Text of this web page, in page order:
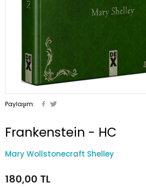
Paylaşım:
Frankenstein - HC
Mary Wollstonecraft Shelley
180,00 TL